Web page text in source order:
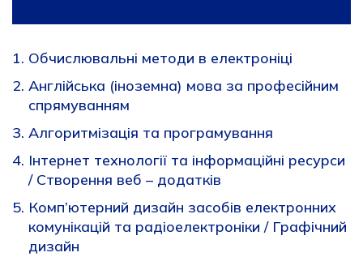
Обчислювальні методи в електроніці
Англійська (іноземна) мова за професійним
спрямуванням
Алгоритмізація та програмування
Інтернет технології та інформаційні ресурси
/ Створення веб – додатків
Комп’ютерний дизайн засобів електронних
комунікацій та радіоелектроніки / Графічний
дизайн